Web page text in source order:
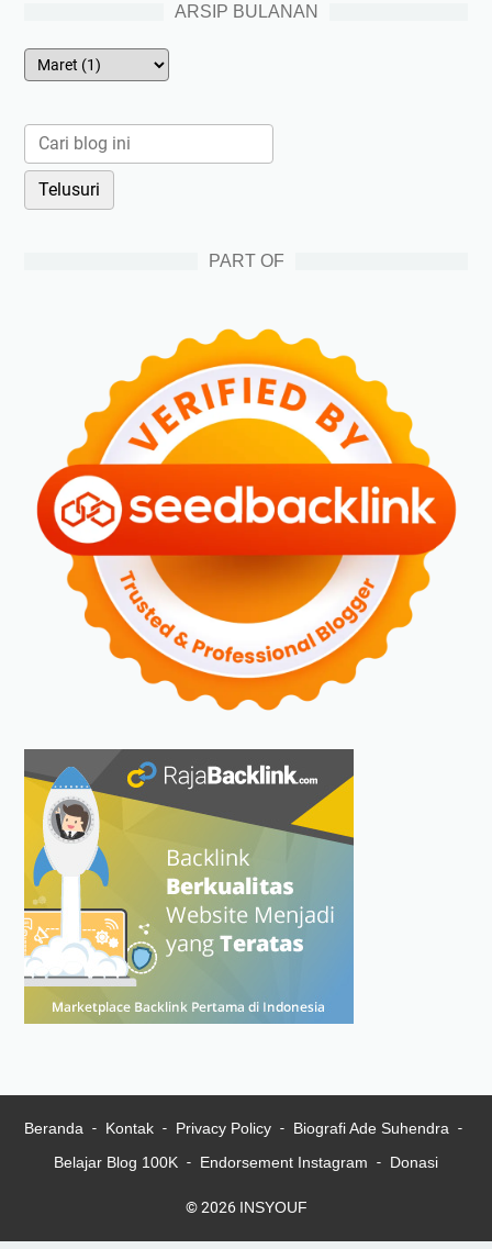
ARSIP BULANAN
PART OF
Beranda Kontak Privacy Policy
Biografi Ade Suhendra
Belajar Blog 100K
Endorsement Instagram Donasi
© 2026 INSYOUF